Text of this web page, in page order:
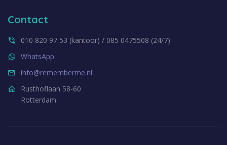
Contact
010 820 97 53 (kantoor) / 085 0475508 (24/7)
WhatsApp
info@rememberme.nl
Rusthoflaan 58-60
Rotterdam